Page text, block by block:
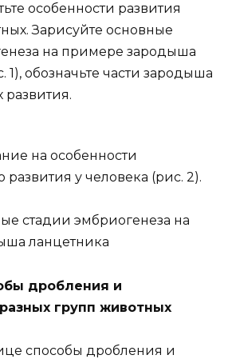
особенности развития
Зарисуйте основные
на примере зародыша
1), обозначьте части зародыша
развития.
на особенности
у человека (рис. 2).
стадии эмбриогенеза на
ланцетника
дробления и
групп животных
способы дробления и